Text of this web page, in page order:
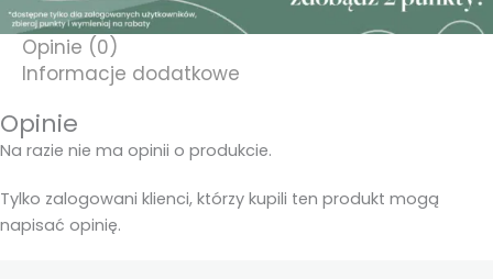
Opinie (0)
Informacje dodatkowe
Opinie
Na razie nie ma opinii o produkcie.
Tylko zalogowani klienci, którzy kupili ten produkt mogą
napisać opinię.